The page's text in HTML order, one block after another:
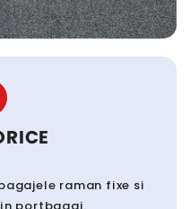
raman fixe si
portbagaj.